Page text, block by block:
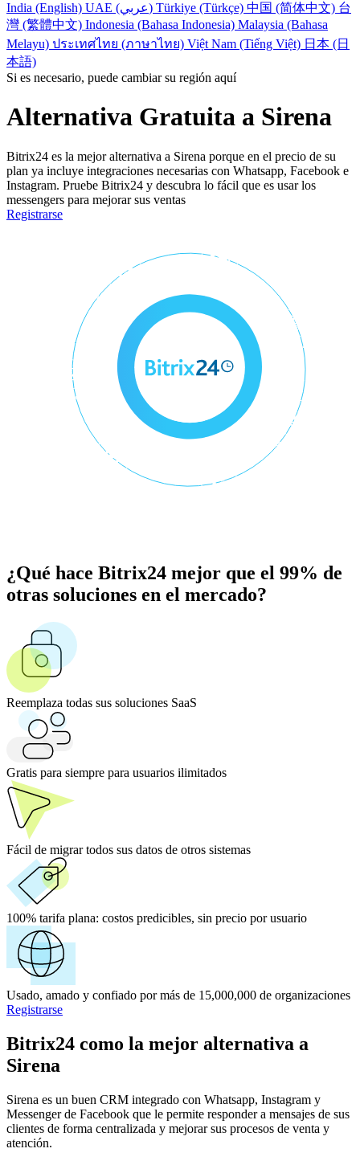
India (English)
UAE (عربي) Türkiye (Türkçe) 中国 (简体中文) 台
灣 (繁體中文) Indonesia (Bahasa Indonesia) Malaysia (Bahasa
Melayu) ประเทศไทย (ภาษาไทย) Việt Nam (Tiếng Việt) 日本 (日
本語)
Si es necesario, puede cambiar su región aquí
Alternativa Gratuita a Sirena
Bitrix24 es la mejor alternativa a Sirena porque en el precio de su
plan ya incluye integraciones necesarias con Whatsapp, Facebook e
Instagram. Pruebe Bitrix24 y descubra lo fácil que es usar los
messengers para mejorar sus ventas
Registrarse
¿Qué hace Bitrix24 mejor que el 99% de
otras soluciones en el mercado?
Reemplaza todas sus soluciones SaaS
Gratis para siempre para usuarios ilimitados
Fácil de migrar todos sus datos de otros sistemas
100% tarifa plana: costos predicibles, sin precio por usuario
Usado, amado y confiado por más de 15,000,000 de organizaciones
Registrarse
Bitrix24 como la mejor alternativa a
Sirena
Sirena es un buen CRM integrado con Whatsapp, Instagram y
Messenger de Facebook que le permite responder a mensajes de sus
clientes de forma centralizada y mejorar sus procesos de venta y
atención.